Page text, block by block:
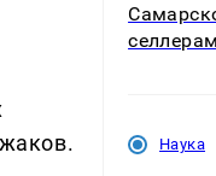
селлерам
Наука